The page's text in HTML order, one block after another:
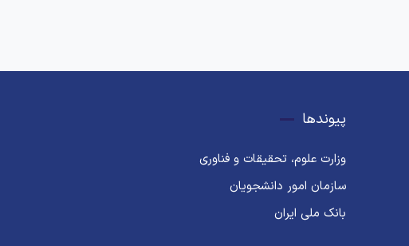
پیوندها
وزارت علوم، تحقیقات و فناوری
سازمان امور دانشجویان
بانک ملی ایران